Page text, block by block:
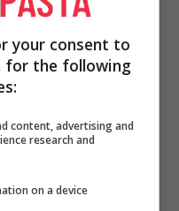
polpa di granchio
più vicino a
cucchiaio di
your consent to
for the following
content, advertising and
research and
on a device